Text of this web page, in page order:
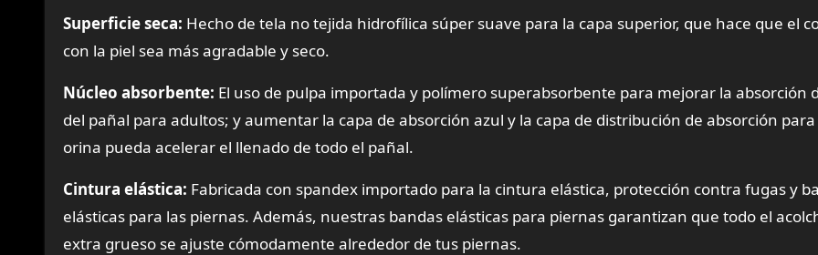
Superficie seca: Hecho de tela no tejida hidrofílica súper suave para la capa superior, que hace que el
con la piel sea más agradable y seco.
Núcleo absorbente: El uso de pulpa importada y polímero superabsorbente para mejorar la absorción
del pañal para adultos; y aumentar la capa de absorción azul y la capa de distribución de absorción
orina pueda acelerar el llenado de todo el pañal.
Cintura elástica: Fabricada con spandex importado para la cintura elástica, protección contra fugas y
elásticas para las piernas. Además, nuestras bandas elásticas para piernas garantizan que todo el
extra grueso se ajuste cómodamente alrededor de tus piernas.